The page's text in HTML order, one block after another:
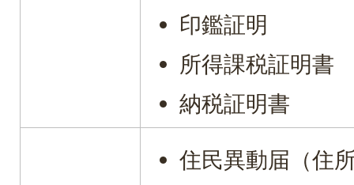
印鑑証明
所得課税証明書
納税証明書
住民異動届（住